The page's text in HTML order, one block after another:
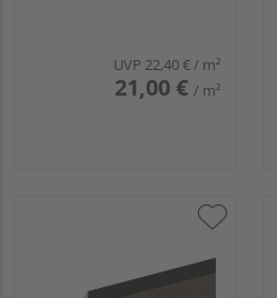
UVP 22,40 €/ m²
21,00 € / m²